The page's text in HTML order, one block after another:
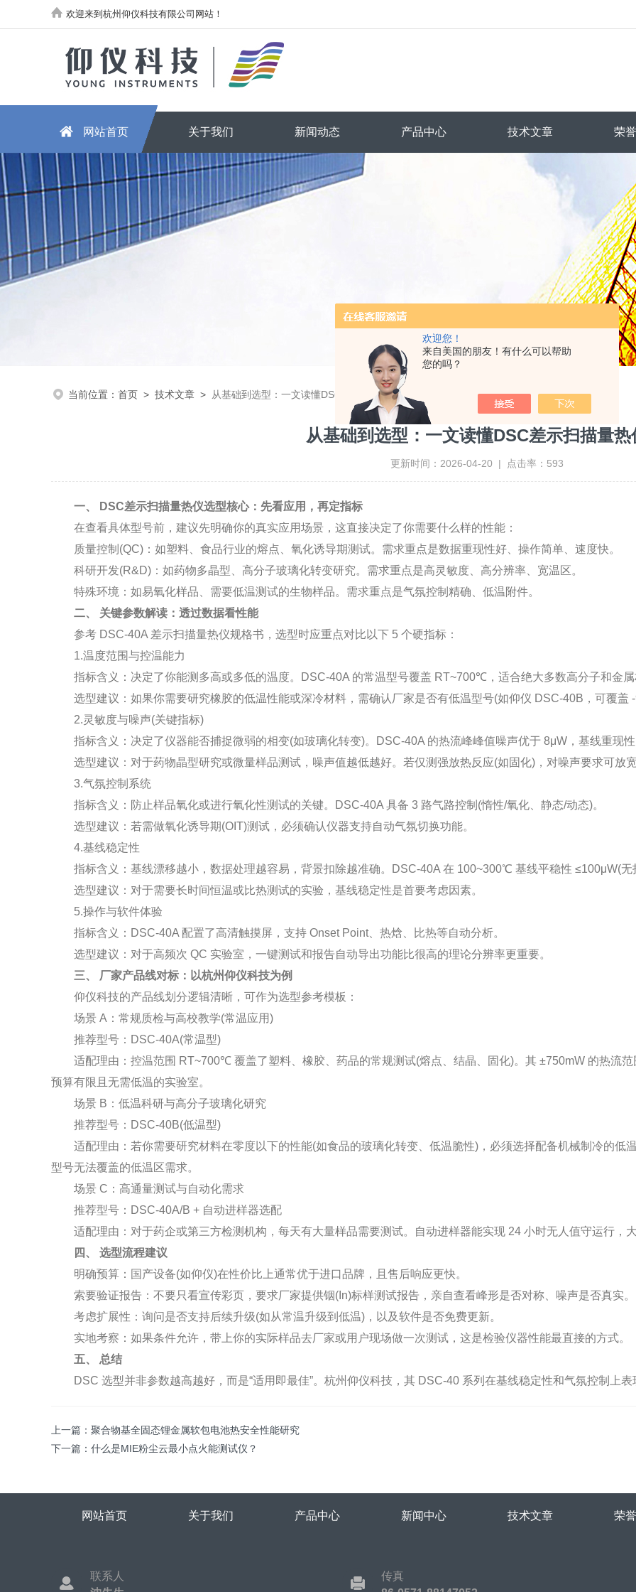
欢迎您！
来自美国的朋友！有什么可以帮助
您的吗？
欢迎来到杭州仰仪科技有限公司网站！
网站首页 关于我们 新闻动态 产品中心 技术文章 荣
当前位置： 首页 > 技术文章 > 从基础到选型：一文读懂DSC差示扫描量热仪
从基础到选型：一文读懂DSC差示扫描量热
更新时间：2026-04-20 | 点击率：593
一、 DSC差示扫描量热仪选型核心：先看应用，再定指标
在查看具体型号前，建议先明确你的真实应用场景，这直接决定了你需要什么样的性能：
质量控制(QC)：如塑料、食品行业的熔点、氧化诱导期测试。需求重点是数据重现性好、操作简单、速度快。
科研开发(R&D)：如药物多晶型、高分子玻璃化转变研究。需求重点是高灵敏度、高分辨率、宽温区。
特殊环境：如易氧化样品、需要低温测试的生物样品。需求重点是气氛控制精确、低温附件。
二、 关键参数解读：透过数据看性能
参考 DSC-40A 差示扫描量热仪规格书，选型时应重点对比以下 5 个硬指标：
1.温度范围与控温能力
指标含义：决定了你能测多高或多低的温度。DSC-40A 的常温型号覆盖 RT~700℃，适合绝大多数高分子和金属
选型建议：如果你需要研究橡胶的低温性能或深冷材料，需确认厂家是否有低温型号(如仰仪 DSC-40B，可覆盖
2.灵敏度与噪声(关键指标)
指标含义：决定了仪器能否捕捉微弱的相变(如玻璃化转变)。DSC-40A 的热流峰峰值噪声优于 8μW，基线重现
选型建议：对于药物晶型研究或微量样品测试，噪声值越低越好。若仅测强放热反应(如固化)，对噪声要求可放
3.气氛控制系统
指标含义：防止样品氧化或进行氧化性测试的关键。DSC-40A 具备 3 路气路控制(惰性/氧化、静态/动态)。
选型建议：若需做氧化诱导期(OIT)测试，必须确认仪器支持自动气氛切换功能。
4.基线稳定性
指标含义：基线漂移越小，数据处理越容易，背景扣除越准确。DSC-40A 在 100~300℃ 基线平稳性 ≤100μW(无
选型建议：对于需要长时间恒温或比热测试的实验，基线稳定性是首要考虑因素。
5.操作与软件体验
指标含义：DSC-40A 配置了高清触摸屏，支持 Onset Point、热焓、比热等自动分析。
选型建议：对于高频次 QC 实验室，一键测试和报告自动导出功能比很高的理论分辨率更重要。
三、 厂家产品线对标：以杭州仰仪科技为例
仰仪科技的产品线划分逻辑清晰，可作为选型参考模板：
场景 A：常规质检与高校教学(常温应用)
推荐型号：DSC-40A(常温型)
适配理由：控温范围 RT~700℃ 覆盖了塑料、橡胶、药品的常规测试(熔点、结晶、固化)。其 ±750mW 的热流范
预算有限且无需低温的实验室。
场景 B：低温科研与高分子玻璃化研究
推荐型号：DSC-40B(低温型)
适配理由：若你需要研究材料在零度以下的性能(如食品的玻璃化转变、低温脆性)，必须选择配备机械制冷的低
型号无法覆盖的低温区需求。
场景 C：高通量测试与自动化需求
推荐型号：DSC-40A/B + 自动进样器选配
适配理由：对于药企或第三方检测机构，每天有大量样品需要测试。自动进样器能实现 24 小时无人值守运行，
四、 选型流程建议
明确预算：国产设备(如仰仪)在性价比上通常优于进口品牌，且售后响应更快。
索要验证报告：不要只看宣传彩页，要求厂家提供铟(In)标样测试报告，亲自查看峰形是否对称、噪声是否真实。
考虑扩展性：询问是否支持后续升级(如从常温升级到低温)，以及软件是否免费更新。
实地考察：如果条件允许，带上你的实际样品去厂家或用户现场做一次测试，这是检验仪器性能最直接的方式。
五、 总结
DSC 选型并非参数越高越好，而是“适用即最佳”。杭州仰仪科技，其 DSC-40 系列在基线稳定性和气氛控制上表
上一篇： 聚合物基全固态锂金属软包电池热安全性能研究
下一篇： 什么是MIE粉尘云最小点火能测试仪？
网站首页 关于我们 产品中心 新闻中心 技术文章 荣
联系人
传真